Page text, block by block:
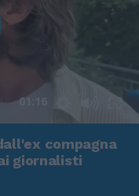
01:16
compagna
giornalisti